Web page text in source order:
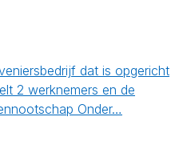
dat is opgericht
2 werknemers en de
Onder…